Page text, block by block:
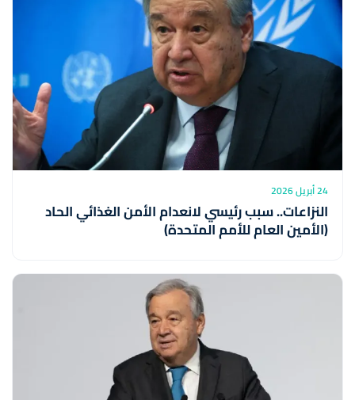
24 أبريل 2026
النزاعات.. سبب رئيسي لانعدام الأمن الغذائي الحاد
(الأمين العام للأمم المتحدة)